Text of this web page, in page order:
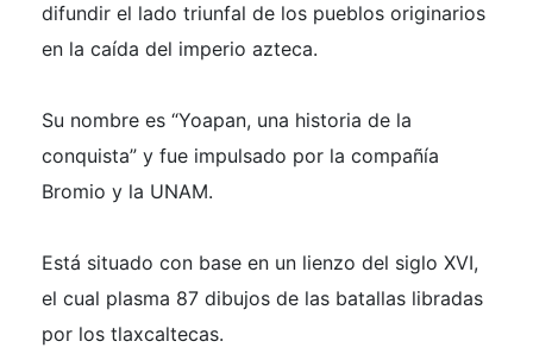
difundir el lado triunfal de los pueblos originarios
en la caída del imperio azteca.
Su nombre es “Yoapan, una historia de la
conquista” y fue impulsado por la compañía
Bromio y la UNAM.
Está situado con base en un lienzo del siglo XVI,
el cual plasma 87 dibujos de las batallas libradas
por los tlaxcaltecas.